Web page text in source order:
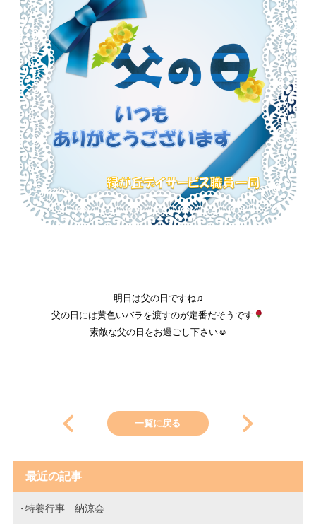
明日は父の日ですね♫
父の日には黄色いバラを渡すのが定番だそうです
素敵な父の日をお過ごし下さい☺
一覧に戻る
最近の記事
特養行事 納涼会